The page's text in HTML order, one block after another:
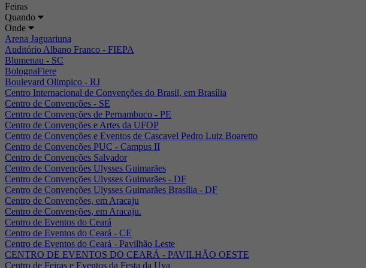
Feiras
Quando
Onde
Arena Jaguariuna
Auditório Albano Franco - FIEPA
Blumenau - SC
BolognaFiere
Boulevard Olimpico - RJ
Centro Internacional de Convenções do Brasil, em Brasília
Centro de Convenções - SE
Centro de Convenções de Pernambuco - PE
Centro de Convenções e Artes da UFOP
Centro de Convenções e Eventos de Cascavel Pedro Luiz Boaretto
Centro de Convenções PUC - Campus II
Centro de Convenções Salvador
Centro de Convenções Ulysses Guimarães
Centro de Convenções Ulysses Guimarães - DF
Centro de Convenções Ulysses Guimarães Brasília - DF
Centro de Convenções, em Aracaju
Centro de Convenções, em Aracaju.
Centro de Eventos do Ceará
Centro de Eventos do Ceará - CE
Centro de Eventos do Ceará - Pavilhão Leste
CENTRO DE EVENTOS DO CEARÁ - PAVILHÃO OESTE
Centro de Feiras e Eventos da Festa da Uva